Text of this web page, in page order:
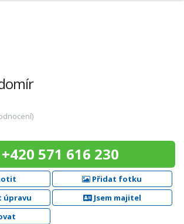
+420 571 616 230
Přidat fotku
úpravu
Jsem majitel